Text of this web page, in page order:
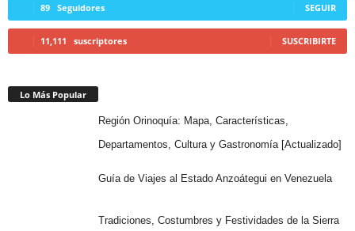
89 Seguidores SEGUIR
11,111 suscriptores SUSCRIBIRTE
Lo Más Popular
Región Orinoquía: Mapa, Características,
Departamentos, Cultura y Gastronomía [Actualizado]
Guía de Viajes al Estado Anzoátegui en Venezuela
Tradiciones, Costumbres y Festividades de la Sierra